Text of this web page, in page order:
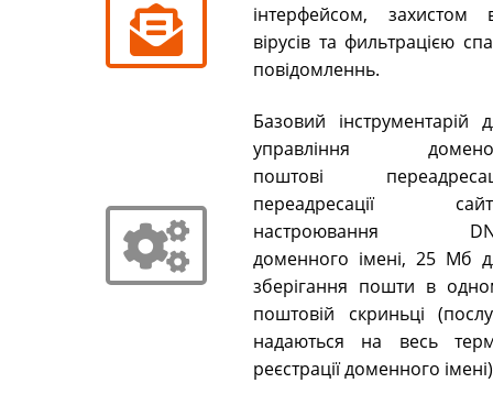
інтерфейсом, захистом
вірусів та фильтрацією
повідомленнь.
Базовий інструментарій
управління
поштові
переадресації
настроювання
доменного імені, 25 Мб
зберігання пошти в
поштовій скриньці
надаються на весь
реєстрації доменного